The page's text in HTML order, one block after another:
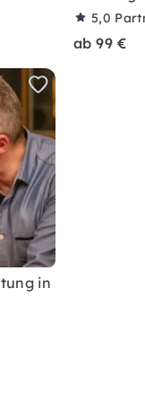
5,0
ab 99 €
in